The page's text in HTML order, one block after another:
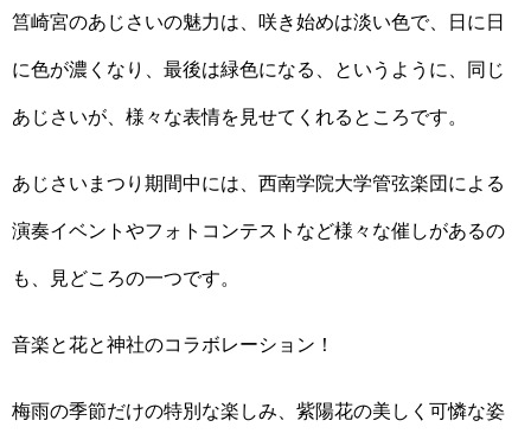
筥崎宮のあじさいの魅力は、咲き始めは淡い色で、日に日
に色が濃くなり、最後は緑色になる、というように、同じ
あじさいが、様々な表情を見せてくれるところです。
あじさいまつり期間中には、西南学院大学管弦楽団による
演奏イベントやフォトコンテストなど様々な催しがあるの
も、見どころの一つです。
音楽と花と神社のコラボレーション！
梅雨の季節だけの特別な楽しみ、紫陽花の美しく可憐な姿